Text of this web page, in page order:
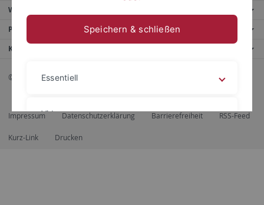
Weitere Angebote
Portale
Kontaktinfo
© 2026 Eberhard Karls Universität Tübingen, Tübingen
Impressum Datenschutzerklärung Barrierefreiheit RSS-Feed
Kurz-Link Drucken
Speichern & schließen
Essentiell
Videos